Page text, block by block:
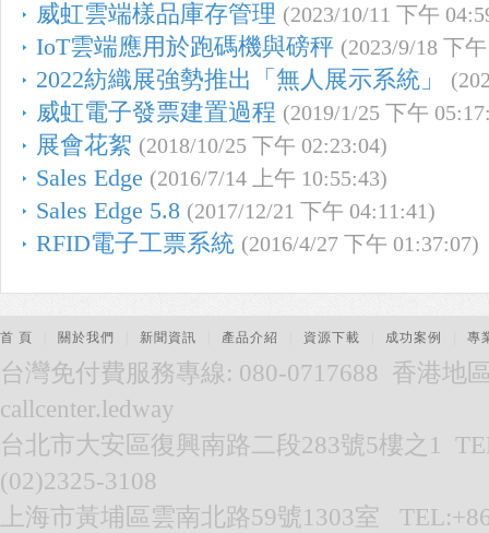
威虹雲端樣品庫存管理 (2023/10/11 下午
IoT雲端應用於跑碼機與磅秤 (2023/9/18 下
2022紡織展強勢推出「無人展示系統」
威虹電子發票建置過程 (2019/1/25 下午
展會花絮 (2018/10/25 下午 02:23:04)
Sales Edge (2016/7/14 上午 10:55:43)
Sales Edge 5.8 (2017/12/21 下午 04:11:41)
RFID電子工票系統 (2016/4/27 下午 01:37:07)
首 頁 關於我們 新聞資訊 產品介紹 資源下載 成功案例 專
台灣免付費服務專線: 080-0717688 香港地
callcenter.ledway
台北市大安區復興南路二段283號5樓之1
(02)2325-3108
上海市黃埔區雲南北路59號1303室